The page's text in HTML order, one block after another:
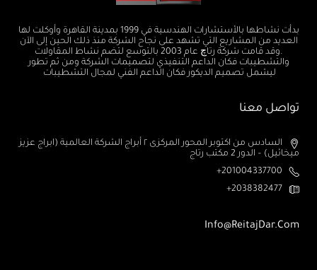
بدأت نشاطها بالأستشارات الهندسية في 1999 بمدينة القاهرة وأوكلت لها
العديد من المشاريع التي تشهد على نجاح الشركة منذ ذلك الحين إلى الآن
.وقد قامت شركة رتاچ عام 2003 بالتوسع لتضم نشاط المقاولات
والتشطيبات فكان الداعم التنفيذي لتصميمات الشركة ومن ثم تطور
ليشمل تصميم الديكور فكان الداعم الفني لمجال التشطيبات
تواصل معنا
السادس من اكتوبر المحور المركزى ٢ أبراج الشركة العالمية (ابراج عزيز
ميخائيل) – الدور 2 مكتب رتاج
201004337700+
2038382477+
Info@ReitajDar.com